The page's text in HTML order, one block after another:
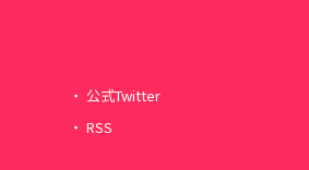
公式Twitter
RSS